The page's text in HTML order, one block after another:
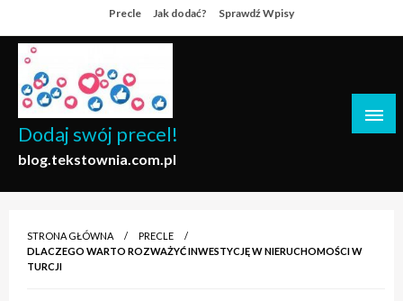
to
content
Precle Jak dodać? Sprawdź Wpisy
Dodaj swój precel!
blog.tekstownia.com.pl
STRONA GŁÓWNA
PRECLE
DLACZEGO WARTO ROZWAŻYĆ INWESTYCJĘ W NIERUCHOMOŚCI W
TURCJI